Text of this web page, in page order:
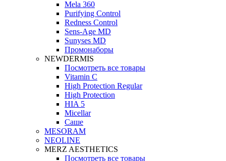
Mela 360
Purifying Control
Redness Control
Sens-Age MD
Sunyses MD
Промонаборы
NEWDERMIS
Посмотреть все товары
Vitamin C
High Protection Regular
High Protection
HIA 5
Micellar
Саше
MESORAM
NEOLINE
MERZ AESTHETICS
Посмотреть все товары